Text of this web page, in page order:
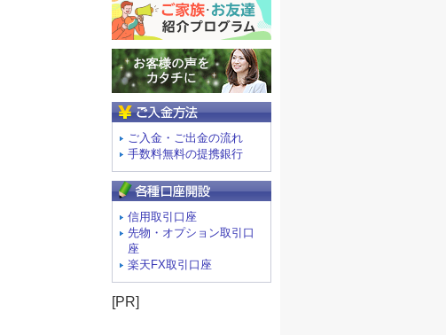
ご入金・ご出金の流れ
手数料無料の提携銀行
信用取引口座
先物・オプション取引口
座
楽天FX取引口座
[PR]